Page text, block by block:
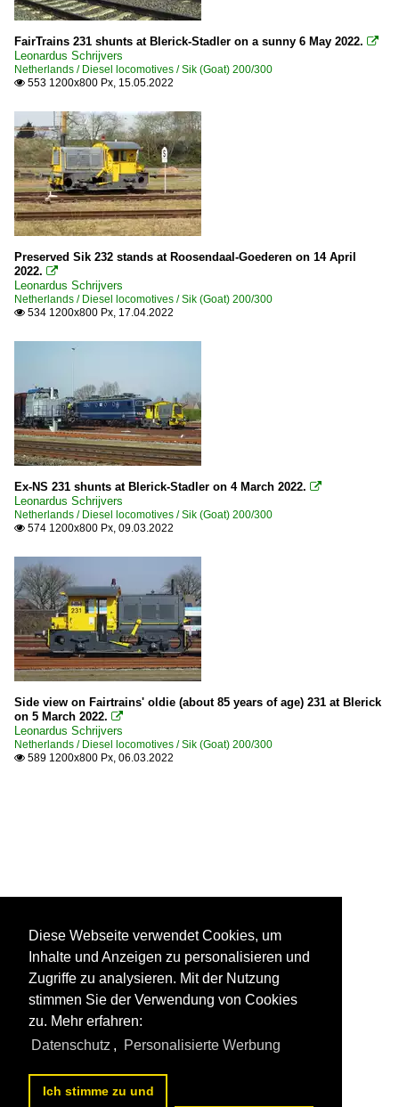
FairTrains 231 shunts at Blerick-Stadler on a sunny 6 May 2022. 
Leonardus Schrijvers
Netherlands / Diesel locomotives / Sik (Goat) 200/300
 553 1200x800 Px, 15.05.2022
Preserved Sik 232 stands at Roosendaal-Goederen on 14 April
2022. 
Leonardus Schrijvers
Netherlands / Diesel locomotives / Sik (Goat) 200/300
 534 1200x800 Px, 17.04.2022
Ex-NS 231 shunts at Blerick-Stadler on 4 March 2022. 
Leonardus Schrijvers
Netherlands / Diesel locomotives / Sik (Goat) 200/300
 574 1200x800 Px, 09.03.2022
Side view on Fairtrains' oldie (about 85 years of age) 231 at Blerick
on 5 March 2022. 
Leonardus Schrijvers
Netherlands / Diesel locomotives / Sik (Goat) 200/300
 589 1200x800 Px, 06.03.2022
Diese Webseite verwendet Cookies, um
Inhalte und Anzeigen zu personalisieren und
Zugriffe zu analysieren. Mit der Nutzung
stimmen Sie der Verwendung von Cookies
zu. Mehr erfahren:
Datenschutz , Personalisierte Werbung
Ich stimme zu und